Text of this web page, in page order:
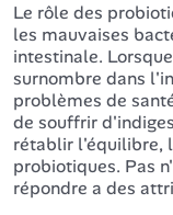
Le rôle des
les mauvaises
intestinale.
surnombre dans
problèmes de
de souffrir
rétablir l'équilibre,
probiotiques. Pas
répondre a des